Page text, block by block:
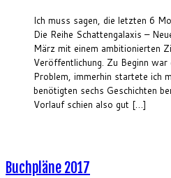
Ich muss sagen, die letzten 6
Die Reihe Schattengalaxis –
März mit einem ambitionierten
Veröffentlichung. Zu Beginn war
Problem, immerhin startete ich
benötigten sechs Geschichten
Vorlauf schien also gut […]
Buchpläne 2017